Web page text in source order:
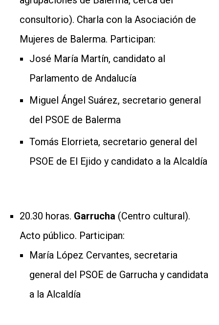
consultorio). Charla con la Asociación de
Mujeres de Balerma. Participan:
José María Martín, candidato al
Parlamento de Andalucía
Miguel Ángel Suárez, secretario general
del PSOE de Balerma
Tomás Elorrieta, secretario general del
PSOE de El Ejido y candidato a la Alcaldía
20.30 horas. Garrucha (Centro cultural).
Acto público. Participan:
María López Cervantes, secretaria
general del PSOE de Garrucha y candidata
a la Alcaldía